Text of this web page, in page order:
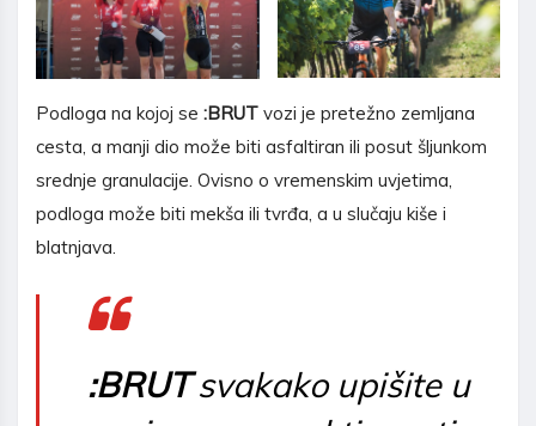
Podloga na kojoj se :BRUT vozi je pretežno zemljana
cesta, a manji dio može biti asfaltiran ili posut šljunkom
srednje granulacije. Ovisno o vremenskim uvjetima,
podloga može biti mekša ili tvrđa, a u slučaju kiše i
blatnjava.
:BRUTsvakako upišite u